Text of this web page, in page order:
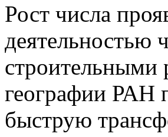
Рост числа
деятельностью
строительными
географии РАН
быструю